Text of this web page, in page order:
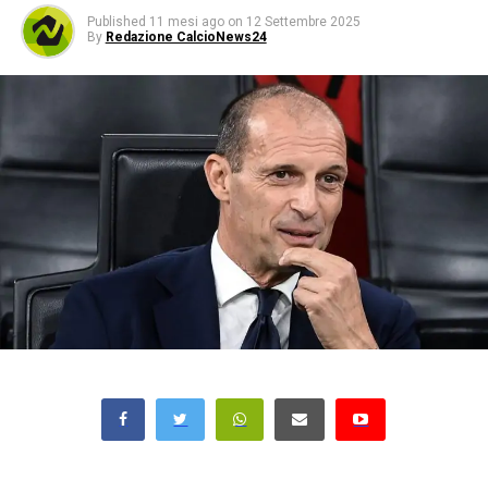
Published 11 mesi ago on 12 Settembre 2025
By Redazione CalcioNews24